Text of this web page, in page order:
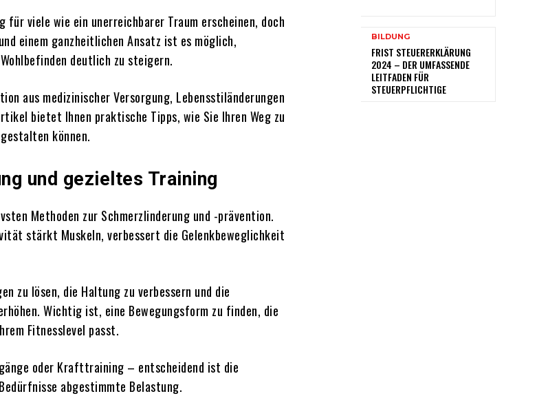
für viele wie ein unerreichbarer Traum erscheinen, doch
einem ganzheitlichen Ansatz ist es möglich,
deutlich zu steigern.
aus medizinischer Versorgung, Lebensstiländerungen
bietet Ihnen praktische Tipps, wie Sie Ihren Weg zu
können.
und gezieltes Training
Methoden zur Schmerzlinderung und -prävention.
stärkt Muskeln, verbessert die Gelenkbeweglichkeit
zu lösen, die Haltung zu verbessern und die
Wichtig ist, eine Bewegungsform zu finden, die
Fitnesslevel passt.
oder Krafttraining – entscheidend ist die
abgestimmte Belastung.
BILDUNG
FRIST STEUERERKLÄRUNG
2024 – DER UMFASSENDE
LEITFADEN FÜR
STEUERPFLICHTIGE